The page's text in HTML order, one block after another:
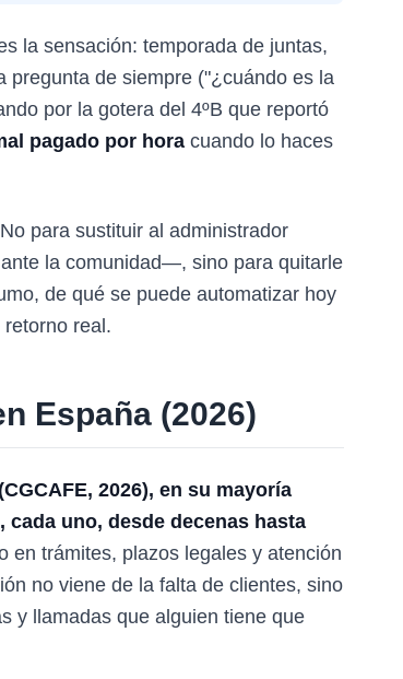
la sensación: temporada de juntas,
pregunta de siempre ("¿cuándo es la
por la gotera del 4ºB que reportó
pagado por hora cuando lo haces
para sustituir al administrador
la comunidad—, sino para quitarle
de qué se puede automatizar hoy
real.
España (2026)
2026), en su mayoría
uno, desde decenas hasta
en trámites, plazos legales y atención
no viene de la falta de clientes, sino
y llamadas que alguien tiene que